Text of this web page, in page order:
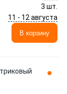
3 шт.
11 - 12 августа
В корзину